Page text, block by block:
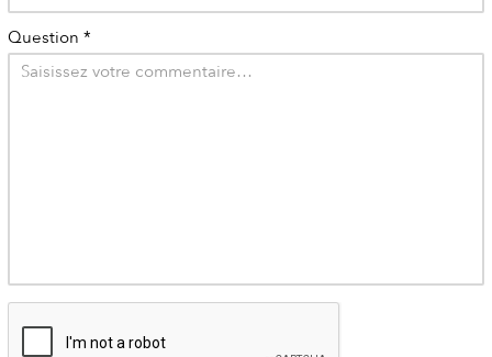
Question *